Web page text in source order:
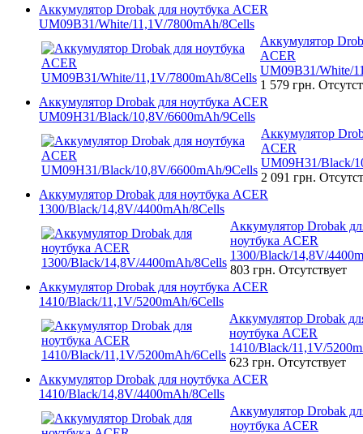
Аккумулятор Drobak для ноутбука ACER
UM09B31/White/11,1V/7800mAh/8Cells
Аккумулятор
ACER
UM09B31/White/
1 579 грн.
Аккумулятор Drobak для ноутбука ACER
UM09H31/Black/10,8V/6600mAh/9Cells
Аккумулятор
ACER
UM09H31/Black/
2 091 грн.
Аккумулятор Drobak для ноутбука ACER
1300/Black/14,8V/4400mAh/8Cells
Аккумулятор Drobak
ноутбука ACER
1300/Black/14,8V/
803 грн. Отсутствует
Аккумулятор Drobak для ноутбука ACER
1410/Black/11,1V/5200mAh/6Cells
Аккумулятор Drobak
ноутбука ACER
1410/Black/11,1V/
623 грн. Отсутствует
Аккумулятор Drobak для ноутбука ACER
1410/Black/14,8V/4400mAh/8Cells
Аккумулятор Drobak
ноутбука ACER